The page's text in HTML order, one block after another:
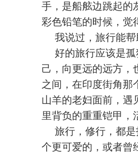
手，是船舷边跳起的
彩色铅笔的时候，觉
我说过，旅行能帮
好的旅行应该是孤
己，向更远的远方，
之间，在印度街角那
山羊的老妇面前，遇
里背负的重重铠甲，
旅行，修行，都是
个更可爱的，或者曾